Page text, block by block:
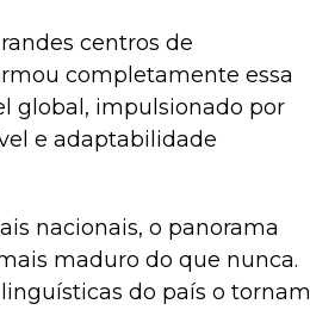
centros de
completamente essa
global, impulsionado por
e adaptabilidade
nacionais, o panorama
maduro do que nunca.
do país o tornam